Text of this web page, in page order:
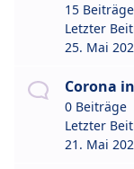
15 Beiträge
Letzter
25. Mai
Corona
0 Beiträge
Letzter
21. Mai